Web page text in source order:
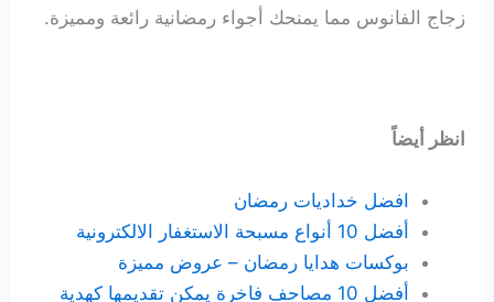
زجاج الفانوس مما يمنحك أجواء رمضانية رائعة ومميزة.
انظر أيضاً
افضل خداديات رمضان
أفضل 10 أنواع مسبحة الاستغفار الالكترونية
بوكسات هدايا رمضان – عروض مميزة
أفضل 10 مصاحف فاخرة يمكن تقديمها كهدية